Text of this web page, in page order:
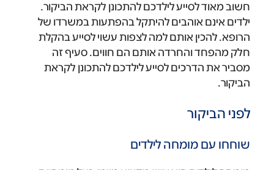
חשוב מאוד לסייע לילדכם להתכונן לקראת הביקור.
ילדים אינם אוהבים להיתקל בהפתעות במשרדו של
הרופא. להכין אותם למה לצפות עשוי לסייע בהקלת
חלק מהפחד והחרדה אותם הם חווים. סעיף זה
מסביר את הדרכים לסייע לילדכם להתכונן לקראת
הביקור.
לפני הביקור
שוחחו עם מומחה לילדים